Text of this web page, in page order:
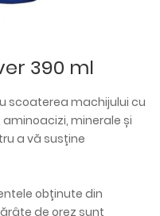
390 ml
scoaterea machijului cu
aminoacizi, minerale și
a vă susține
obținute din
de orez sunt